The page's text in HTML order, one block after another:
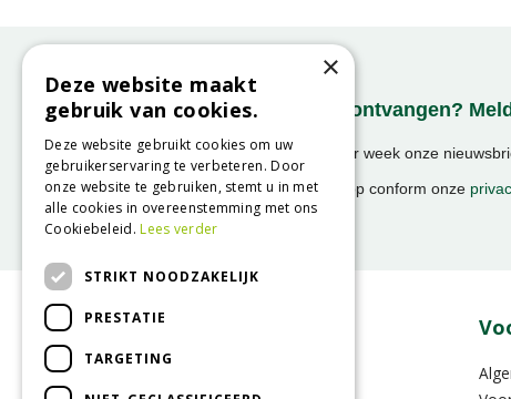
Onze nieuwsbrief ontvangen?
Ontvang ongeveer 1x per week onze
activiteiten!
We slaan uw gegevens op conform onze
×
Deze website maakt
gebruik van cookies.
Deze website gebruikt cookies om uw
gebruikerservaring te verbeteren. Door
onze website te gebruiken, stemt u in met
alle cookies in overeenstemming met ons
Cookiebeleid.Lees verder
STRIKT NOODZAKELIJK
PRESTATIE
TARGETING